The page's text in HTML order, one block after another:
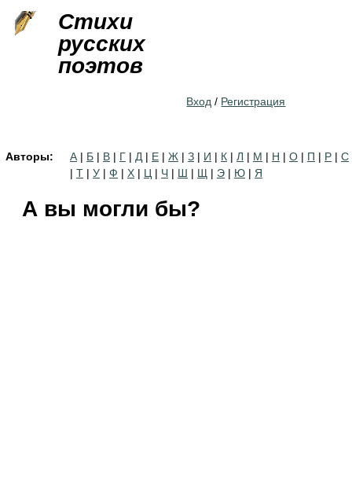
Стихи
русских
поэтов
Вход / Регистрация
Авторы: А | Б | В | Г | Д | Е | Ж | З | И | К | Л | М | Н | О | П | Р | С
| Т | У | Ф | Х | Ц | Ч | Ш | Щ | Э | Ю | Я
А вы могли бы?